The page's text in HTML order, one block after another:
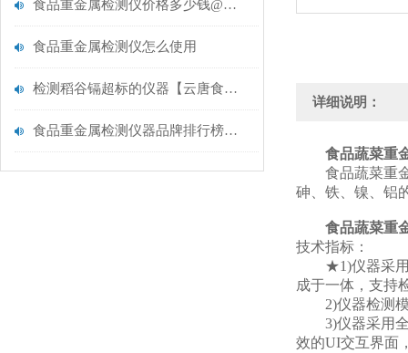
食品重金属检测仪价格多少钱@【2021匠心品质推荐】食品重金属检测仪
食品重金属检测仪怎么使用
检测稻谷镉超标的仪器【云唐食品重金属检测仪推荐】
食品重金属检测仪器品牌排行榜@行业重磅推荐@云唐食品重金属检测仪
详细说明：
食品蔬菜重
食品蔬菜重金
砷、铁、镍、铝
食品蔬菜重
技术指标：
★1)仪器采用台
成于一体，支持
2)仪器检测模
3)仪器采用全
效的UI交互界面